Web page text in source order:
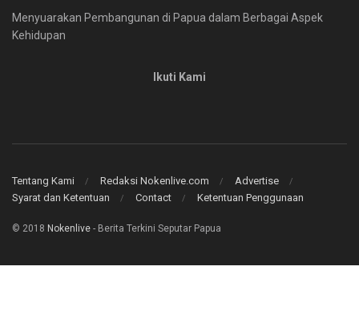
Menyuarakan Pembangunan di Papua dalam Berbagai Aspek
Kehidupan
Ikuti Kami
Tentang Kami Redaksi Nokenlive.com
Advertise
Syarat dan Ketentuan
Contact Ketentuan Penggunaan
© 2018 Nokenlive - Berita Terkini Seputar Papua